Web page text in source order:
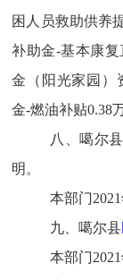
困人员救助供养
补助金-基本康复
金（阳光家园）
金-燃油补贴0.38
八
、噶尔县
明。
本部门2021
九 、噶尔县
本部门2021